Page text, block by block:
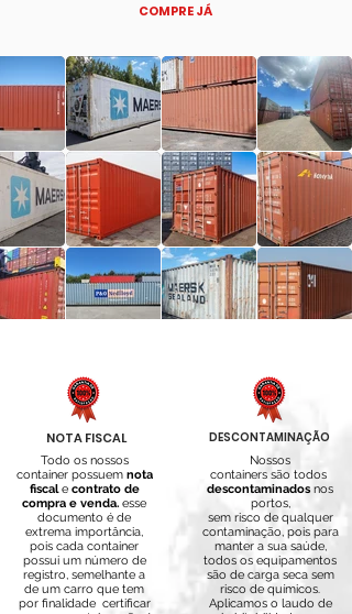
COMPRE JÁ
NOTA FISCAL
Todo os nossos
container possuem nota
fiscalecontrato de
compra e venda. esse
documento é de
extrema importância,
pois cada container
possui um número de
registro, semelhante a
de um carro que tem
por finalidade certificar
DESCONTAMINAÇÃO
Nossos
containers são todos
descontaminadosnos
portos,
sem risco de qualquer
contaminação, pois para
manter a sua saúde,
todos os equipamentos
são de carga seca sem
risco de químicos.
Aplicamos o laudo de